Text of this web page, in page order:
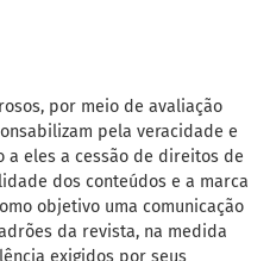
por meio de avaliação
pela veracidade e
eles a cessão de direitos de
dos conteúdos e a marca
objetivo uma comunicação
da revista, na medida